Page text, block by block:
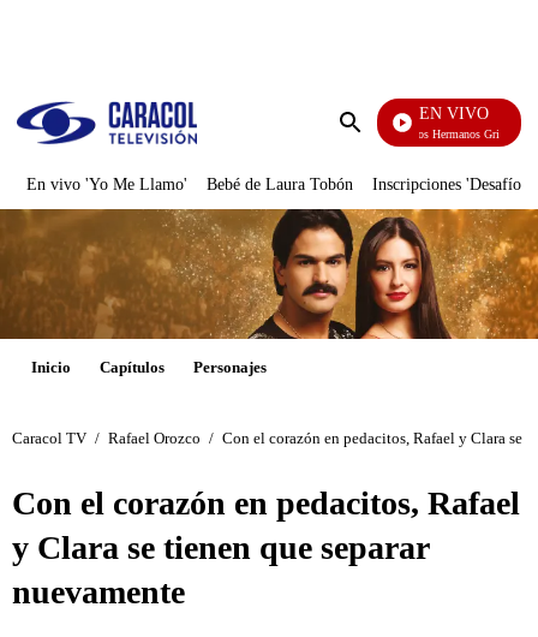
Enviar
EN VIVO
Cuentos De Los Hermanos Grimm
En vivo 'Yo Me Llamo' Bebé de Laura Tobón Inscripciones 'Desafío'
Inicio Capítulos Personajes
Caracol TV / Rafael Orozco / Con el corazón en pedacitos, Rafael y Clara se
Con el corazón en pedacitos, Rafael
y Clara se tienen que separar
nuevamente